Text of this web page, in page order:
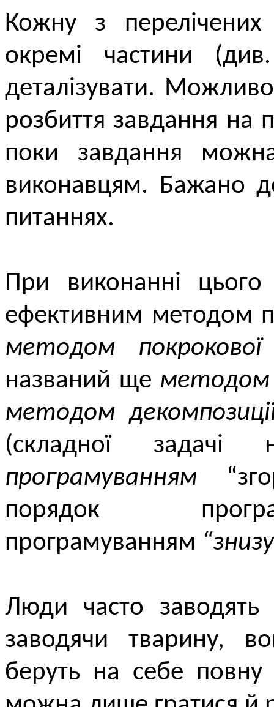
Кожну з
окремі частини
деталізувати.
розбиття завдання на
поки завдання
виконавцям. Бажано
питаннях.
При виконанні
ефективним методом
методом покрокової
названий ще методом
методом
(складної
програмуванням
порядок
програмуванням
Люди часто
заводячи тварину,
беруть на себе повну